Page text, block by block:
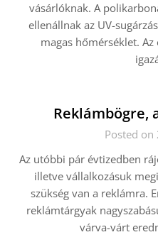
vásárlóknak. A
ellenállnak az UV-
magas hőmérséklet.
Reklámbögre,
Posted
Az utóbbi pár évtizedben
illetve vállalkozásuk
szükség van a reklámra.
reklámtárgyak
várva-várt